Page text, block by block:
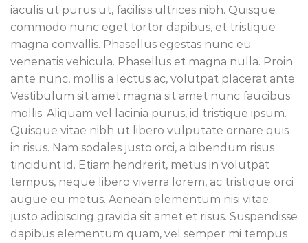
iaculis ut purus ut, facilisis ultrices nibh. Quisque
commodo nunc eget tortor dapibus, et tristique
magna convallis. Phasellus egestas nunc eu
venenatis vehicula. Phasellus et magna nulla. Proin
ante nunc, mollis a lectus ac, volutpat placerat ante.
Vestibulum sit amet magna sit amet nunc faucibus
mollis. Aliquam vel lacinia purus, id tristique ipsum.
Quisque vitae nibh ut libero vulputate ornare quis
in risus. Nam sodales justo orci, a bibendum risus
tincidunt id. Etiam hendrerit, metus in volutpat
tempus, neque libero viverra lorem, ac tristique orci
augue eu metus. Aenean elementum nisi vitae
justo adipiscing gravida sit amet et risus. Suspendisse
dapibus elementum quam, vel semper mi tempus